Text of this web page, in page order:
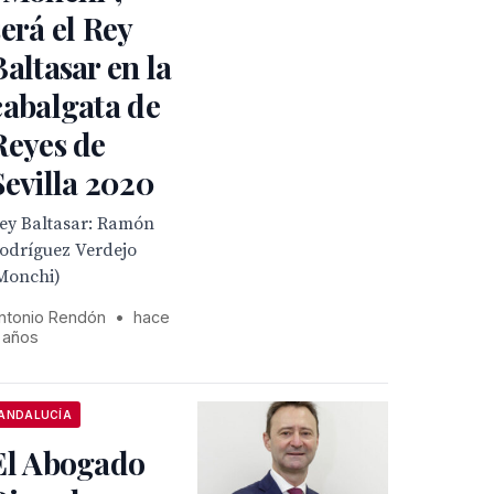
el Rey
en la
de
de
2020
Baltasar: Ramón
Verdejo
Rendón •
hace
Abogado